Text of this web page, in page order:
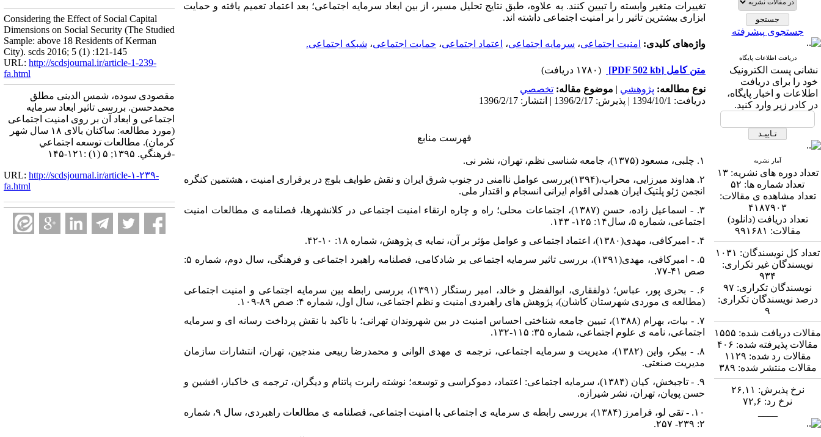
جستجوی پیشرفته
دریافت اطلاعات پایگاه
نشانی پست الکترونیک
خود را برای دریافت
اطلاعات و اخبار پایگاه،
در کادر زیر وارد کنید.
آمار نشریه
تعداد دوره های نشریه:۱۳
تعداد شماره ها: ۵۲
تعداد مشاهده ی مقالات:
۴۱۸۷۹۰۳
تعداد دریافت (دانلود)
مقالات: ۹۹۱۶۸۱
تعداد کل نویسندگان: ۱۰۳۱
نویسندگان غیر تکراری:
۹۳۴
نویسندگان تکراری: ۹۷
درصد نویسندگان تکراری:
۹
مقالات دریافت شده: ۱۵۵۵
مقالات پذیرفته شده: ۴۰۶
مقالات رد شده: ۱۱۲۹
مقالات منتشر شده: ۳۸۹
نرخ پذیرش: ۲۶,۱۱
نرخ رد: ۷۲,۶
تغییرات متغیر وابسته را تبیین کنند. به علاوه، طبق نتایج تحلیل مسیر، از بین ابعاد سرمایه اجتماعی؛ بعد اعتماد تعمیم یافته و حمایت
ابزاری بیشترین تاثیر را بر امنیت اجتماعی داشته اند.
واژه‌های کلیدی: امنیت اجتماعی، سرمایه اجتماعی، اعتماد اجتماعی، حمایت اجتماعی، شبکه اجتماعی.
متن کامل [PDF 502 kb]
(۱۷۸۰ دریافت)
نوع مطالعه: پژوهشي | موضوع مقاله: تخصصي
دریافت: 1394/10/1 | پذیرش: 1396/2/17 | انتشار: 1396/2/17
فهرست منابع
۱. چلبی، مسعود (۱۳۷۵)، جامعه شناسی نظم، تهران، نشر نی.
۲. هداوند میرزایی، محراب،(۱۳۹۴)بررسی عوامل ناامنی در جنوب شرق ایران و نقش طوایف بلوچ در برقراری امنیت ، هشتمین کنگره
انجمن ژئو پلتیک ایران همدلی اقوام ایرانی انسجام و اقتدار ملی.
۳. - اسماعیل زاده، حسن (۱۳۸۷)، اجتماعات محلی؛ راه و چاره ارتقاء امنیت اجتماعی در کلانشهرها، فصلنامه ی مطالعات امنیت
اجتماعی، شماره ۵، سال۱۴: ۱۲۵- ۱۴۳.
۴. - امیرکافی، مهدی(۱۳۸۰)، اعتماد اجتماعی و عوامل مؤثر بر آن، نمایه ی پژوهش، شماره ۱۸: ۱۰-۴۲.
۵. - امیرکافی، مهدی(۱۳۹۱)، بررسی تاثیر سرمایه اجتماعی بر شادکامی، فصلنامه راهبرد اجتماعی و فرهنگی، سال دوم، شماره ۵:
صص ۴۱-۷۷.
۶. - بحری پور، عباس؛ ذولفقاری، ابوالفضل و خالد، امیر رستگار (۱۳۹۱)، بررسی رابطه بین سرمایه اجتماعی و امنیت اجتماعی
(مطالعه ی موردی شهرستان کاشان)، پژوهش های راهبردی امنیت و نظم اجتماعی، سال اول، شماره ۴: صص ۸۹-۱۰۹.
۷. - بیات، بهرام (۱۳۸۸)، تبیین جامعه شناختی احساس امنیت در بین شهروندان تهرانی؛ با تاکید با نقش پرداخت رسانه ای و سرمایه
اجتماعی، نامه ی علوم اجتماعی، شماره ۳۵: ۱۱۵-۱۳۲.
۸. - بیکر، واین (۱۳۸۲)، مدیریت و سرمایه اجتماعی، ترجمه ی مهدی الوانی و محمدرضا ربیعی مندجین، تهران، انتشارات سازمان
مدیریت صنعتی.
۹. - تاجبخش، کیان (۱۳۸۴)، سرمایه اجتماعی: اعتماد، دموکراسی و توسعه؛ نوشته رابرت پاتنام و دیگران، ترجمه ی خاکباز، افشین و
حسن پویان، تهران، نشر شیرازه.
۱۰. - تقی لو، فرامرز (۱۳۸۴)، بررسی رابطه ی سرمایه ی اجتماعی با امنیت اجتماعی، فصلنامه ی مطالعات راهبردی، سال ۹، شماره
۲: ۲۳۹- ۲۵۷.
Considering the Effect of Social Capital
Dimensions on Social Security (The Studied
Sample: above 18 Residents of Kerman
City). scds 2016; 5 (1) :121-145
URL: http://scdsjournal.ir/article-1-239-
fa.html
مقصودی سوده، شمس الدینی مطلق
محمدحسن. بررسی تاثیر ابعاد سرمایه
اجتماعی و ابعاد آن بر روی امنیت اجتماعی
(مورد مطالعه: ساکنان بالای ۱۸ سال شهر
کرمان). مطالعات توسعه اجتماعي
-فرهنگي. ۱۳۹۵; ۵ (۱) :۱۲۱-۱۴۵
URL: http://scdsjournal.ir/article-۱-۲۳۹-
fa.html